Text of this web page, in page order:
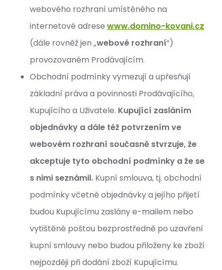
webového rozhraní umístěného na
internetové adrese www.domino-kovani.cz
(dále rovněž jen „webové rozhraní“)
provozovaném Prodávajícím.
Obchodní podmínky vymezují a upřesňují
základní práva a povinnosti Prodávajícího,
Kupujícího a Uživatele. Kupující zasláním
objednávky a dále též potvrzením ve
webovém rozhraní současně stvrzuje, že
akceptuje tyto obchodní podmínky a že se
s nimi seznámil. Kupní smlouva, tj. obchodní
podmínky včetně objednávky a jejího přijetí
budou Kupujícímu zaslány e-mailem nebo
vytištěné poštou bezprostředně po uzavření
kupní smlouvy nebo budou přiloženy ke zboží
nejpozději při dodání zboží Kupujícímu.